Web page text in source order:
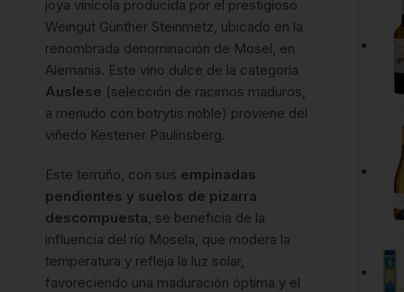
joya vinícola producida por el prestigioso
Weingut Günther Steinmetz, ubicado en la
renombrada denominación de Mosel, en
Alemania. Este vino dulce de la categoría
Auslese (selección de racimos maduros,
a menudo con botrytis noble) proviene del
viñedo Kestener Paulinsberg.
Este terruño, con sus empinadas
pendientes y suelos de pizarra
descompuesta, se beneficia de la
influencia del río Mosela, que modera la
temperatura y refleja la luz solar,
favoreciendo una maduración óptima y el